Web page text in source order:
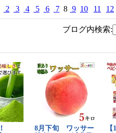
2 3 4 5 6 7 8 9 10 11 12
ブログ内検索: